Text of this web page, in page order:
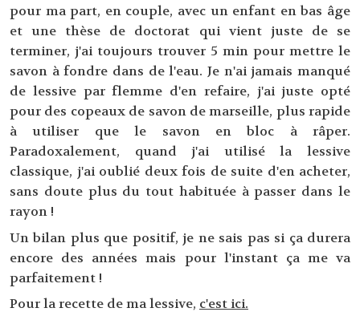
pour ma part, en couple, avec un enfant en bas âge
et une thèse de doctorat qui vient juste de se
terminer, j'ai toujours trouver 5 min pour mettre le
savon à fondre dans de l'eau. Je n'ai jamais manqué
de lessive par flemme d'en refaire, j'ai juste opté
pour des copeaux de savon de marseille, plus rapide
à utiliser que le savon en bloc à râper.
Paradoxalement, quand j'ai utilisé la lessive
classique, j'ai oublié deux fois de suite d'en acheter,
sans doute plus du tout habituée à passer dans le
rayon !
Un bilan plus que positif, je ne sais pas si ça durera
encore des années mais pour l'instant ça me va
parfaitement !
Pour la recette de ma lessive, c'est ici.